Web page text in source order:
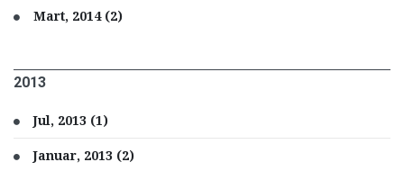
Mart, 2014 (2)
2013
Jul, 2013 (1)
Januar, 2013 (2)